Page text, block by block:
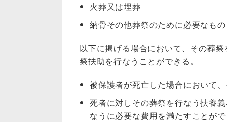
火葬又は埋葬
納骨その他葬祭のために必要なもの
以下に掲げる場合において、その葬
祭扶助を行なうことができる。
被保護者が死亡した場合において
死者に対しその葬祭を行なう扶養
なうに必要な費用を満たすことが